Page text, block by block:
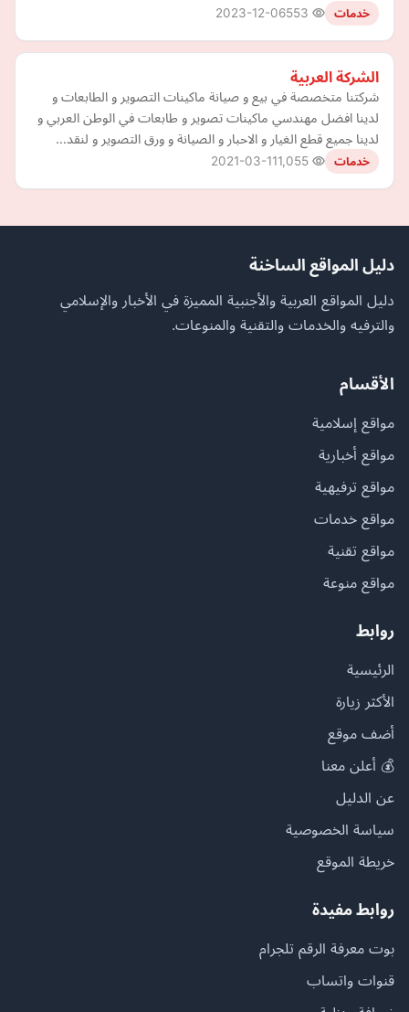
خدمات 2023-12-06
الشركة العربية
شركتنا متخصصة في بيع و صيانة ماكينات التصوير و الطابعات و
لدينا افضل مهندسي ماكينات تصوير و طابعات في الوطن العربي و
لدينا جميع قطع الغيار و الاحبار و الصيانة و ورق التصوير و لنقد…
خدمات 2021-03-11
دليل المواقع الساخنة
دليل المواقع العربية والأجنبية المميزة في الأخبار والإسلامي
والترفيه والخدمات والتقنية والمنوعات.
الأقسام
مواقع إسلامية
مواقع أخبارية
مواقع ترفيهية
مواقع خدمات
مواقع تقنية
مواقع منوعة
روابط
الرئيسية
الأكثر زيارة
أضف موقع
💰 أعلن معنا
عن الدليل
سياسة الخصوصية
خريطة الموقع
روابط مفيدة
بوت معرفة الرقم تلجرام
قنوات واتساب